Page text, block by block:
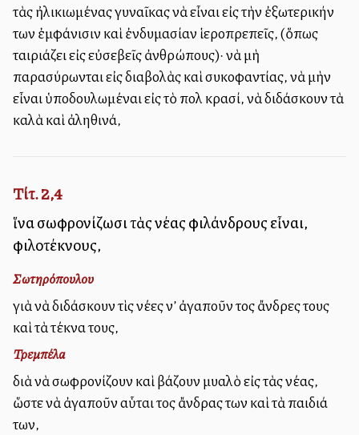
τὰς ἠλικιωμένας γυναῖκας νὰ εἶναι εἰς τὴν ἐξωτερικήν
των ἐμφάνισιν καὶ ἐνδυμασίαν ἱεροπρεπεῖς, (ὅπως
ταιριάζει εἰς εὐσεβεῖς ἀνθρώπους)· νὰ μὴ
παρασύρωνται εἰς διαβολὰς καὶ συκοφαντίας, νὰ μὴν
εἶναι ὑποδουλωμέναι εἰς τὸ πολὺ κρασί, νὰ διδάσκουν τὰ
καλὰ καὶ ἀληθινά,
Τίτ. 2,4
ἵνα σωφρονίζωσι τὰς νέας φιλάνδρους εἶναι,
φιλοτέκνους,
Σωτηρόπουλου
γιὰ νὰ διδάσκουν τὶς νέες ν’ ἀγαποῦν τοὺς ἄνδρες τους
καὶ τὰ τέκνα τους,
Τρεμπέλα
διὰ νὰ σωφρονίζουν καὶ βάζουν μυαλὸ εἰς τὰς νέας,
ὥστε νὰ ἀγαποῦν αὗται τοὺς ἄνδρας των καὶ τὰ παιδιά
των,